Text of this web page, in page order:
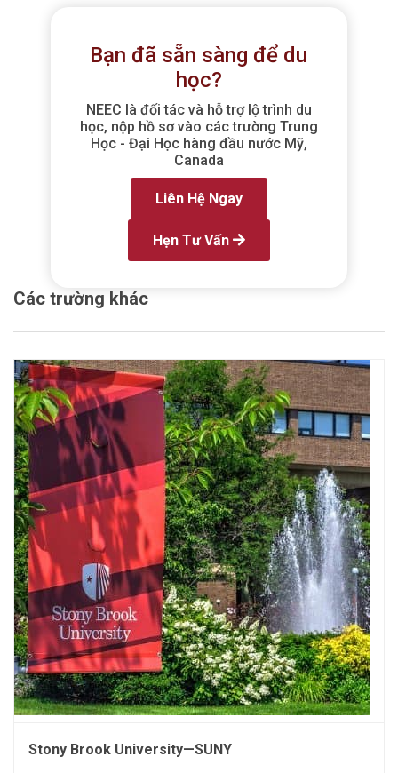
Bạn đã sẵn sàng để du
học?
NEEC là đối tác và hỗ trợ lộ trình du
học, nộp hồ sơ vào các trường Trung
Học - Đại Học hàng đầu nước Mỹ,
Canada
Liên Hệ Ngay
Hẹn Tư Vấn
Các trường khác
Stony Brook University—SUNY